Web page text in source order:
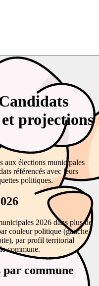
projections
aux élections municipales
référencés avec leurs
politiques.
2026 dans plus de
couleur politique (gauche,
par profil territorial
commune.
commune